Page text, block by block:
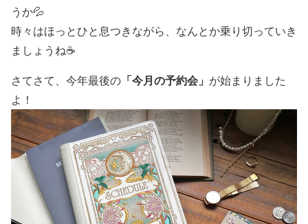
うか💦
時々はほっとひと息つきながら、なんとか乗り切っていき
ましょうね☕
さてさて、今年最後の 「今月の予約会」 が始まりました
よ！